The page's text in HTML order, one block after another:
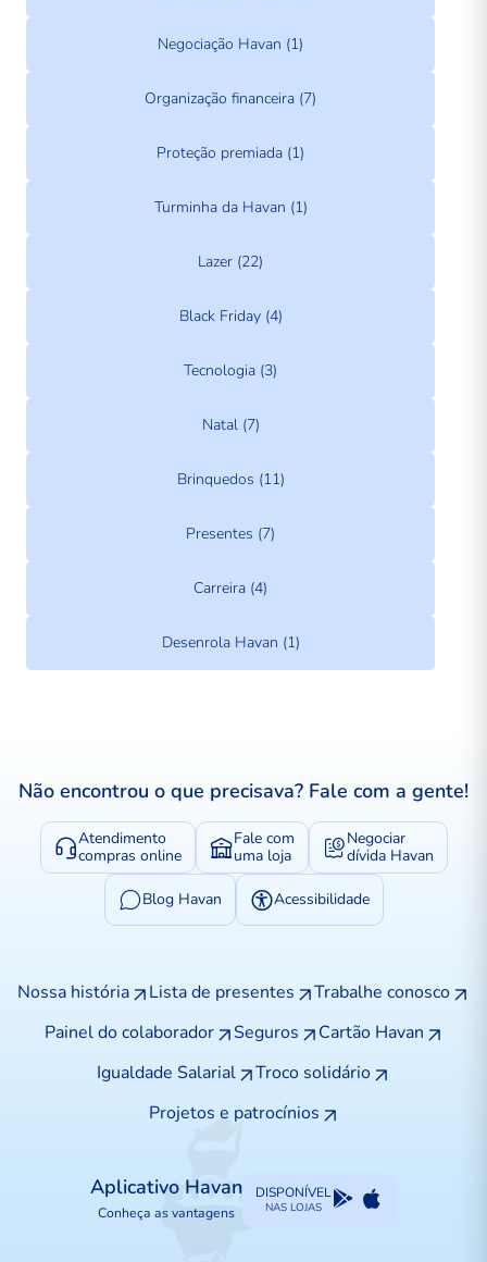
Negociação Havan (1)
Organização financeira (7)
Proteção premiada (1)
Turminha da Havan (1)
Lazer (22)
Black Friday (4)
Tecnologia (3)
Natal (7)
Brinquedos (11)
Presentes (7)
Carreira (4)
Desenrola Havan (1)
Não encontrou o que precisava? Fale com a gente!
Atendimento
compras online
Fale com
uma loja
Negociar
dívida Havan
Blog Havan Acessibilidade
Nossa história Lista de presentes
Trabalhe conosco
Painel do colaborador
Seguros
Cartão Havan
Igualdade Salarial
Troco solidário
Projetos e patrocínios
Aplicativo Havan
Conheça as vantagens
DISPONÍVEL
NAS LOJAS